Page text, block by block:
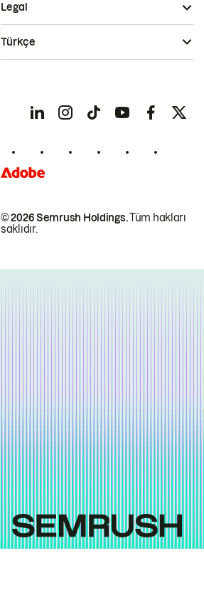
© 2026 Semrush Holdings.Tüm hakları
saklıdır.
Legal
Türkçe